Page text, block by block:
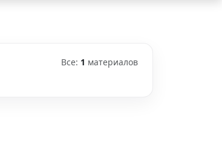
Все: 1 материалов